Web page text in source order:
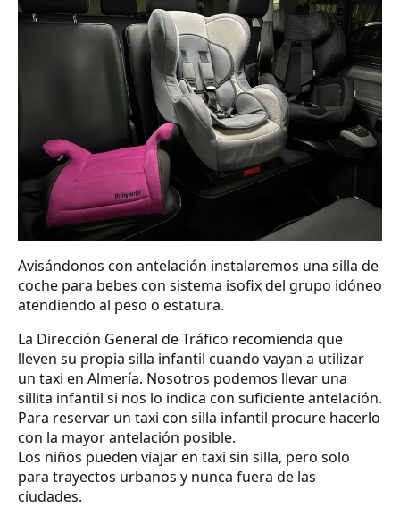
Avisándonos con antelación instalaremos una silla de
coche para bebes con sistema isofix del grupo idóneo
atendiendo al peso o estatura.
La Dirección General de Tráfico recomienda que
lleven su propia silla infantil cuando vayan a utilizar
un taxi en Almería. Nosotros podemos llevar una
sillita infantil si nos lo indica con suficiente antelación.
Para reservar un taxi con silla infantil procure hacerlo
con la mayor antelación posible.
Los niños pueden viajar en taxi sin silla, pero solo
para trayectos urbanos y nunca fuera de las
ciudades.